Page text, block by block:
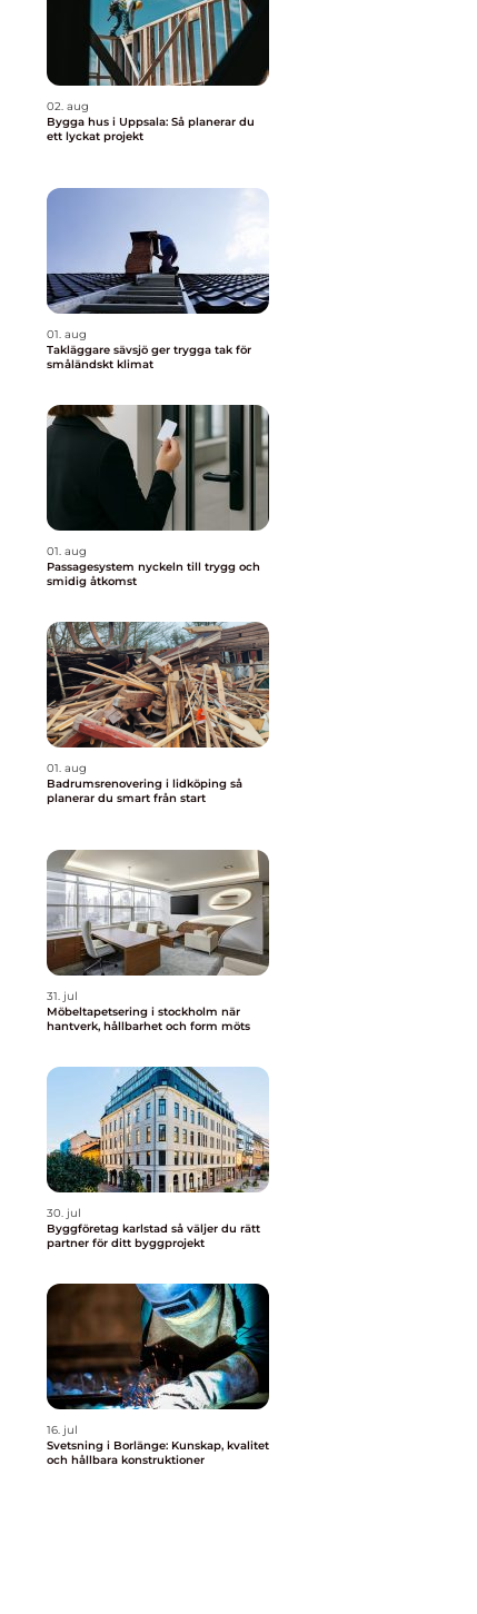
02. aug
Bygga hus i Uppsala: Så planerar du
ett lyckat projekt
01. aug
Takläggare sävsjö ger trygga tak för
småländskt klimat
01. aug
Passagesystem nyckeln till trygg och
smidig åtkomst
01. aug
Badrumsrenovering i lidköping så
planerar du smart från start
31. jul
Möbeltapetsering i stockholm när
hantverk, hållbarhet och form möts
30. jul
Byggföretag karlstad så väljer du rätt
partner för ditt byggprojekt
16. jul
Svetsning i Borlänge: Kunskap, kvalitet
och hållbara konstruktioner